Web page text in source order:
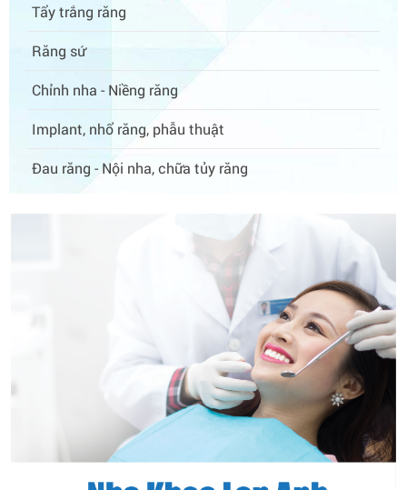
Tẩy trắng răng
Răng sứ
Chỉnh nha - Niềng răng
Implant, nhổ răng, phẫu thuật
Đau răng - Nội nha, chữa tủy răng